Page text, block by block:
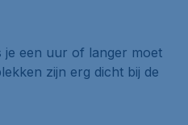
een uur of langer moet
zijn erg dicht bij de